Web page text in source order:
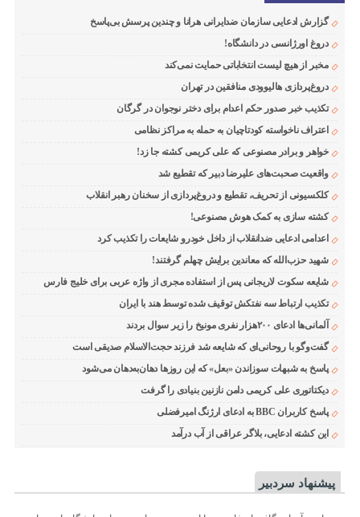
گزارش ادعایی سازمان ضدایرانی هرانا و چندین پرسش بی‌پاسخ
دروغ اورژانسی در دانشگاه!
مخبر از هیچ لیست انتخاباتی حمایت نمی‌کند
دروغ‌پردازی هالیوودی منافقین در تهران
تکذیب خبر صدور حکم اعدام برای دختر نوجوان در گرگان
اعتراف ناخواسته کودتاچیان به حمله به مراکز نظامی
خواهر و برادر مصنوعی که علی کریمی کشته جا زد!
واقعیت صحبت‌های علیرضا دبیر که تقطیع شد
کلکسیونی از تحریف، تقطیع و دروغ‌پردازی از سخنان رهبر انقلاب
کشته سازی به کمک هوش مصنوعی!
اعدامی ادعایی ضدانقلاب از داخل خودرو شایعات را تکذیب کرد
شهید حزب‌الله که معاندین برایش چهلم گرفتند!
شایعه سکوت لاریجانی پس از استفاده مجری از واژه عربی برای خلیج فارس
تکذیب ارتباط سه نفتکش توقیف شده توسط هند با ایران
آلمانی‌ها ادعای ۲۰۰هزار نفری مونیخ را زیر سوال بردند
گفت‌وگو با روحانی‌ای که شایعه شد فرزند حجت‌الاسلام صدیقی است
پاسخ به شبهات سوزاندن «بعل» که این روزها دهان‌به‌دهان می‌شود
دیکتاتوری علی کریمی دامن نازنین بنیادی را گرفت
پاسخ کاربران BBC به ادعای ارژنگ امیرفضلی
این کشته ادعایی، بلاگر عراقی از آب درآمد
پیشنهاد سردبیر